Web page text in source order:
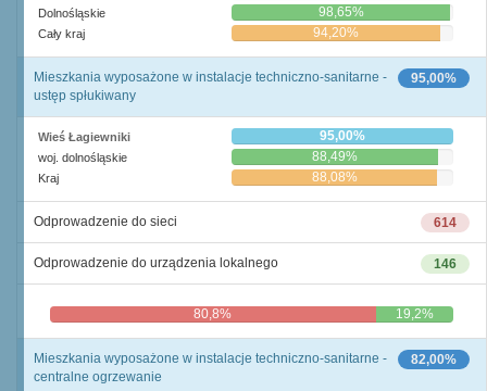
Dolnośląskie 98,65%
Cały kraj 94,20%
95,00%
Mieszkania wyposażone w instalacje techniczno-sanitarne -
ustęp spłukiwany
Wieś Łagiewniki 95,00%
woj. dolnośląskie 88,49%
Kraj 88,08%
614
Odprowadzenie do sieci
146
Odprowadzenie do urządzenia lokalnego
80,8% 19,2%
82,00%
Mieszkania wyposażone w instalacje techniczno-sanitarne -
centralne ogrzewanie